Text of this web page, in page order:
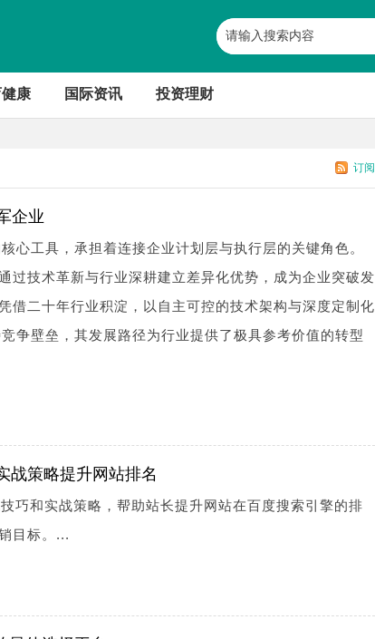
康 国际资讯 投资理财
订阅
企业
心工具，承担着连接企业计划层与执行层的关键角色。
过技术革新与行业深耕建立差异化优势，成为企业突破发
借二十年行业积淀，以自主可控的技术架构与深度定制化
争壁垒，其发展路径为行业提供了极具参考价值的转型
战策略提升网站排名
巧和实战策略，帮助站长提升网站在百度搜索引擎的排
目标。...